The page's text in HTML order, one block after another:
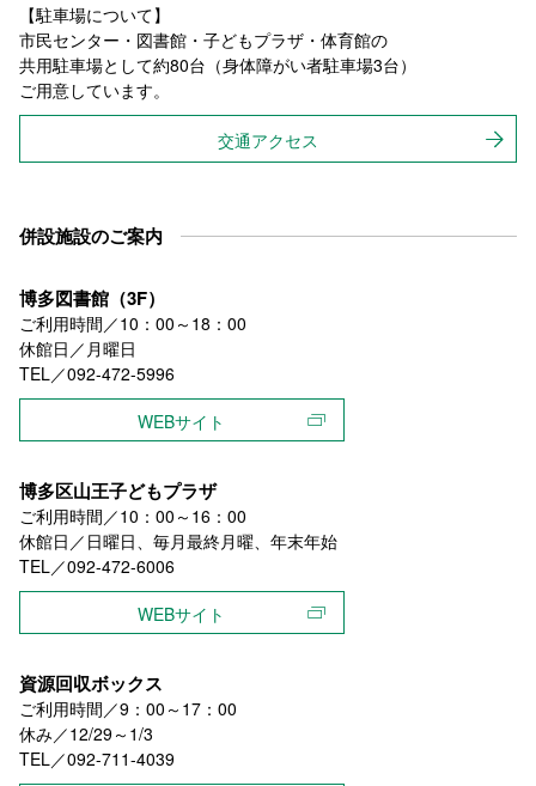
【駐車場について】
市民センター・図書館・子どもプラザ・体育館の
共用駐車場として約80台（身体障がい者駐車場3台）
ご用意しています。
交通アクセス
併設施設のご案内
博多図書館（3F）
ご利用時間／10：00～18：00
休館日／月曜日
TEL／092-472-5996
WEBサイト
博多区山王子どもプラザ
ご利用時間／10：00～16：00
休館日／日曜日、毎月最終月曜、年末年始
TEL／092-472-6006
WEBサイト
資源回収ボックス
ご利用時間／9：00～17：00
休み／12/29～1/3
TEL／092-711-4039